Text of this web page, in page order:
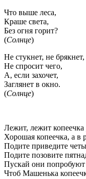
Что выше леса,
Краше света,
Без огня горит?
(Солнце)
Не стукнет, не брякнет,
Не спросит чего,
А, если захочет,
Заглянет в окно.
(Солнце)
Лежит, лежит
Хорошая копеечка, а в
Подите приведите
Подите позовите
Пускай они попробуют
Чтоб Машенька